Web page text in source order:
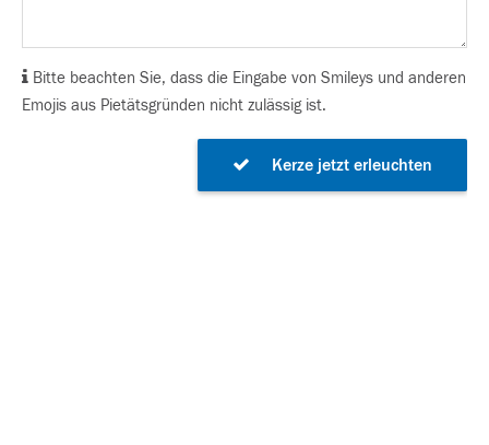
Bitte beachten Sie, dass die Eingabe von Smileys und anderen
Emojis aus Pietätsgründen nicht zulässig ist.
Kerze jetzt erleuchten